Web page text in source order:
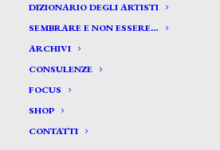
DIZIONARIO DEGLI ARTISTI
SEMBRARE E NON ESSERE…
ARCHIVI
CONSULENZE
FOCUS
SHOP
CONTATTI
Centurione Giuseppe*
CENTURIONE GIUSEPPE